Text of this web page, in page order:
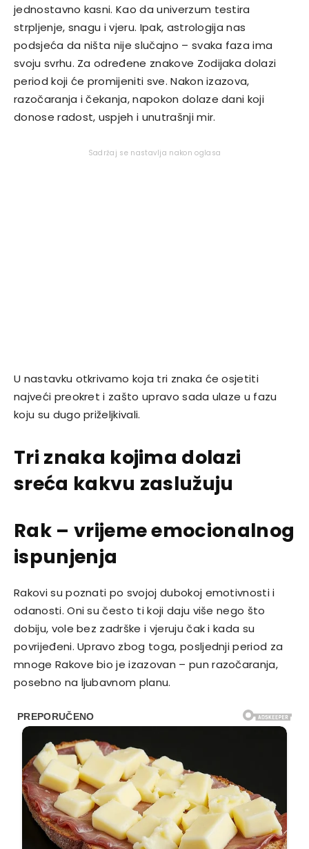
jednostavno kasni. Kao da univerzum testira
strpljenje, snagu i vjeru. Ipak, astrologija nas
podsjeća da ništa nije slučajno – svaka faza ima
svoju svrhu. Za određene znakove Zodijaka dolazi
period koji će promijeniti sve. Nakon izazova,
razočaranja i čekanja, napokon dolaze dani koji
donose radost, uspjeh i unutrašnji mir.
Sadržaj se nastavlja nakon oglasa
U nastavku otkrivamo koja tri znaka će osjetiti
najveći preokret i zašto upravo sada ulaze u fazu
koju su dugo priželjkivali.
Tri znaka kojima dolazi
sreća kakvu zaslužuju
Rak – vrijeme emocionalnog
ispunjenja
Rakovi su poznati po svojoj dubokoj emotivnosti i
odanosti. Oni su često ti koji daju više nego što
dobiju, vole bez zadrške i vjeruju čak i kada su
povrijeđeni. Upravo zbog toga, posljednji period za
mnoge Rakove bio je izazovan – pun razočaranja,
posebno na ljubavnom planu.